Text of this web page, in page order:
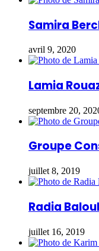
Samira
avril 9, 2020
Lamia
septembre 20,
Groupe
juillet 8, 2019
Radia
juillet 16, 2019